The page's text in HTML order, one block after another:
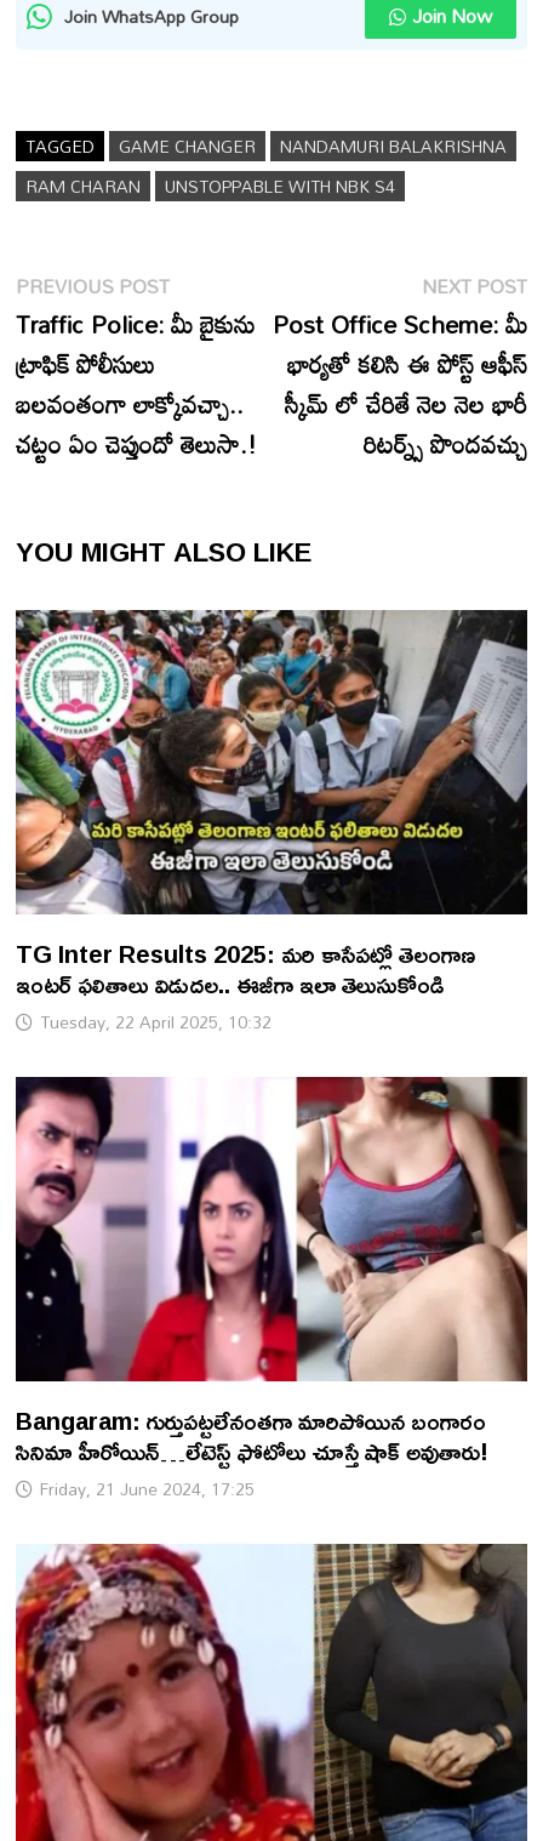
Join WhatsApp Group Join Now
TAGGED GAME CHANGER
NANDAMURI BALAKRISHNA
RAM CHARAN
UNSTOPPABLE WITH NBK S4
Post
navigation
PREVIOUS POSTPrevious
post:
Traffic Police: మీ బైకును
ట్రాఫిక్ పోలీసులు
బలవంతంగా లాక్కోవచ్చా..
చట్టం ఏం చెప్తుందో తెలుసా.!
NEXT POST
Post Office Scheme: మీ
భార్యతో కలిసి ఈ పోస్ట్ ఆఫీస్
స్కీమ్ లో చేరితే నెల నెల భారీ
రిటర్న్స్ పొందవచ్చు
YOU MIGHT ALSO LIKE
TG Inter Results 2025: మరి కాసేపట్లో తెలంగాణ
ఇంటర్ ఫలితాలు విడుదల.. ఈజీగా ఇలా తెలుసుకోండి
Tuesday, 22 April 2025, 10:32
Bangaram: గుర్తుపట్టలేనంతగా మారిపోయిన బంగారం
సినిమా హీరోయిన్…లేటెస్ట్ ఫోటోలు చూస్తే షాక్ అవుతారు!
Friday, 21 June 2024, 17:25